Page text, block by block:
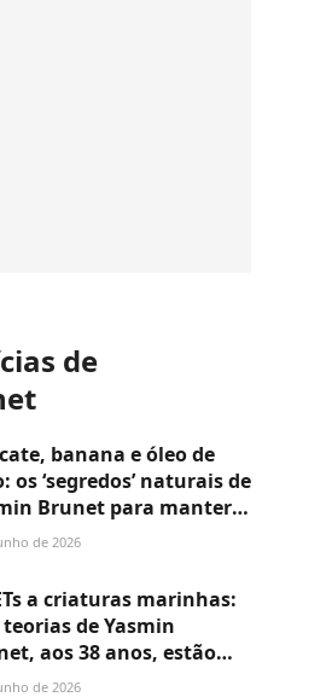
de
banana e óleo de
os ‘segredos’ naturais de
Brunet para manter
de ‘sereia’ radiante aos
de 2026
a criaturas marinhas:
teorias de Yasmin
aos 38 anos, estão
de ser brincadeira para
de 2026